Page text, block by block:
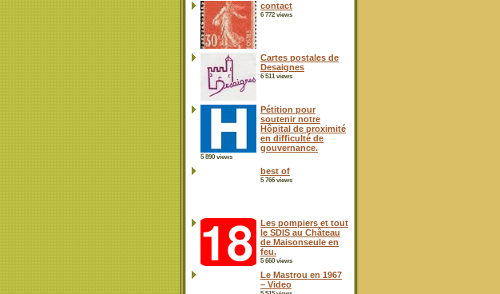
contact
6 772 views
Cartes postales de
Desaignes
6 511 views
Pétition pour
soutenir notre
Hôpital de proximité
en difficulté de
gouvernance.
5 890 views
best of
5 766 views
Les pompiers et tout
le SDIS au Château
de Maisonseule en
feu.
5 660 views
Le Mastrou en 1967
– Video